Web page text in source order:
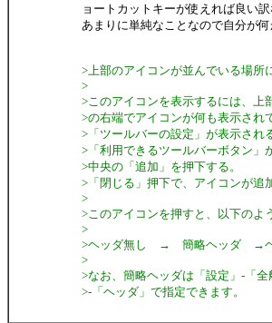
ョートカットキーが使えれば良い訳
あまりに単純なことなので自分が
>上部のアイコンが並んでいる場所
>
>このアイコンを表示するには、上
>の右端でアイコンが何も表示され
>「ツールバーの設定」が表示され
>「利用できるツールバーボタン」
>中央の「追加」を押下する。
>「閉じる」押下で、アイコンが追
>
>このアイコンを押すと、以下のよ
>
>ヘッダ無し → 簡略ヘッダ →ヘ
>
>なお、簡略ヘッダは「設定」-「全
>-「ヘッダ」で指定できます。